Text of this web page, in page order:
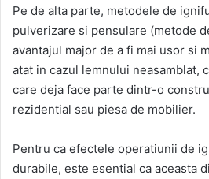
Pe de alta parte, metodele de
pulverizare si pensulare (metode
avantajul major de a fi mai usor si
atat in cazul lemnului neasamblat,
care deja face parte dintr-o
rezidential sau piesa de mobilier.
Pentru ca efectele operatiunii de
durabile, este esential ca aceasta